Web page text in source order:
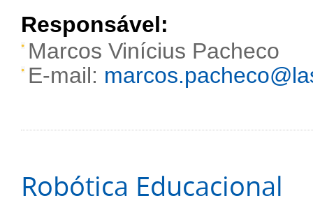
Responsável:
Marcos Vinícius Pacheco
E-mail:
Robótica Educacional